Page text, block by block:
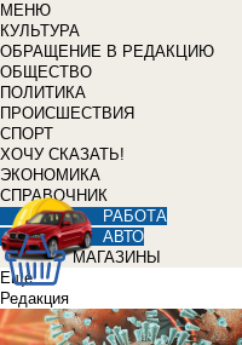
МЕНЮ
КУЛЬТУРА
ОБРАЩЕНИЕ В РЕДАКЦИЮ
ОБЩЕСТВО
ПОЛИТИКА
ПРОИСШЕСТВИЯ
СПОРТ
ХОЧУ СКАЗАТЬ!
ЭКОНОМИКА
СПРАВОЧНИК
РАБОТА
АВТО
МАГАЗИНЫ
Еще
Редакция